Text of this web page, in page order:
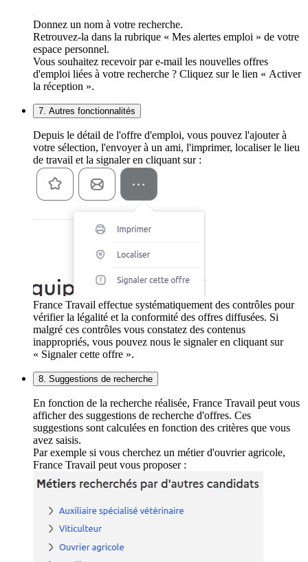
Donnez un nom à votre recherche.
Retrouvez-la dans la rubrique « Mes alertes emploi » de votre
espace personnel.
Vous souhaitez recevoir par e-mail les nouvelles offres
d'emploi liées à votre recherche ? Cliquez sur le lien « Activer
la réception ».
7. Autres fonctionnalités
Depuis le détail de l'offre d'emploi, vous pouvez l'ajouter à
votre sélection, l'envoyer à un ami, l'imprimer, localiser le lieu
de travail et la signaler en cliquant sur :
France Travail effectue systématiquement des contrôles pour
vérifier la légalité et la conformité des offres diffusées. Si
malgré ces contrôles vous constatez des contenus
inappropriés, vous pouvez nous le signaler en cliquant sur
« Signaler cette offre ».
8. Suggestions de recherche
En fonction de la recherche réalisée, France Travail peut vous
afficher des suggestions de recherche d'offres. Ces
suggestions sont calculées en fonction des critères que vous
avez saisis.
Par exemple si vous cherchez un métier d'ouvrier agricole,
France Travail peut vous proposer :